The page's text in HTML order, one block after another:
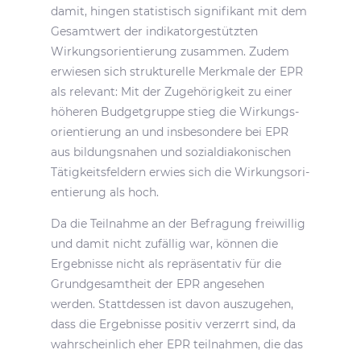
damit, hingen statis­tisch signi­fi­kant mit dem
Gesamt­wert der indi­ka­tor­ge­stützten
Wirkungs­ori­en­tie­rung zusammen. Zudem
erwiesen sich struk­tu­relle Merk­male der EPR
als rele­vant: Mit der Zuge­hö­rig­keit zu einer
höheren Budget­gruppe stieg die Wirkungs­
ori­en­tie­rung an und insbe­son­dere bei EPR
aus bildungs­nahen und sozi­al­dia­ko­ni­schen
Tätig­keits­fel­dern erwies sich die Wirkungs­ori­
en­tie­rung als hoch.
Da die Teil­nahme an der Befra­gung frei­willig
und damit nicht zufällig war, können die
Ergeb­nisse nicht als reprä­sen­tativ für die
Grund­ge­samt­heit der EPR ange­sehen
werden. Statt­dessen ist davon auszu­gehen,
dass die Ergeb­nisse positiv verzerrt sind, da
wahr­schein­lich eher EPR teil­nahmen, die das